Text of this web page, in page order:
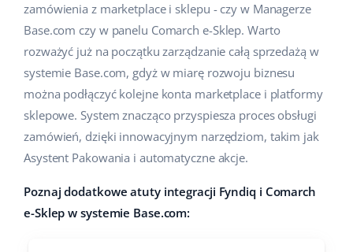
Ekosystem
Super Merchant
Responso
Base Analytics
Base Connect
Audyt konta
Konfiguracja konta
Inne
Case Study
Kalkulator korzyści
español (AR)
español (MX)
Italiano
polski
português (BR)
zamówienia z marketplace i sklepu - czy w Managerze
Base.com czy w panelu Comarch e-Sklep. Warto
rozważyć już na początku zarządzanie całą sprzedażą w
systemie Base.com, gdyż w miarę rozwoju biznesu
można podłączyć kolejne konta marketplace i platformy
sklepowe. System znacząco przyspiesza proces obsługi
zamówień, dzięki innowacyjnym narzędziom, takim jak
Asystent Pakowania i automatyczne akcje.
Poznaj dodatkowe atuty integracji Fyndiq i Comarch
e-Sklep w systemie Base.com: